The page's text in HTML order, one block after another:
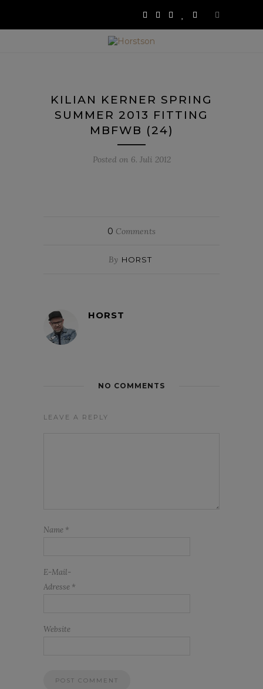
KILIAN KERNER SPRING
SUMMER 2013 FITTING
MBFWB (24)
Posted on 6. Juli 2012
0 Comments
By HORST
HORST
NO COMMENTS
LEAVE A REPLY
Name *
E-Mail-
Adresse *
Website